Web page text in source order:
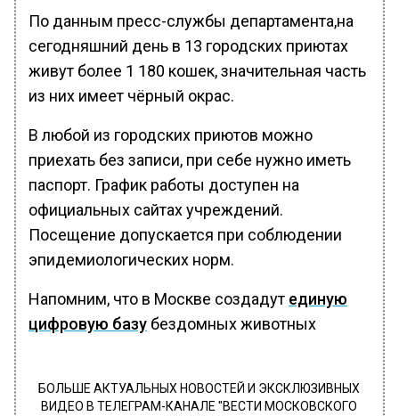
По данным пресс-службы департамента,на
сегодняшний день в 13 городских приютах
живут более 1 180 кошек, значительная часть
из них имеет чёрный окрас.
В любой из городских приютов можно
приехать без записи, при себе нужно иметь
паспорт. График работы доступен на
официальных сайтах учреждений.
Посещение допускается при соблюдении
эпидемиологических норм.
Напомним, что в Москве создадут единую
цифровую базу бездомных животных
БОЛЬШЕ АКТУАЛЬНЫХ НОВОСТЕЙ И ЭКСКЛЮЗИВНЫХ
ВИДЕО В ТЕЛЕГРАМ-КАНАЛЕ "ВЕСТИ МОСКОВСКОГО